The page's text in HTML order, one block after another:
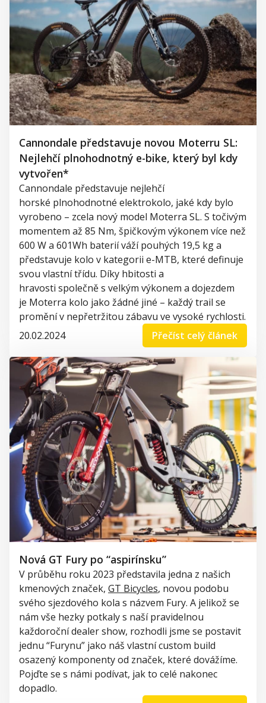
Cannondale představuje novou Moterru SL:
Nejlehčí plnohodnotný e-bike, který byl kdy
vytvořen*
Cannondale představuje nejlehčí
horské plnohodnotné elektrokolo, jaké kdy bylo
vyrobeno – zcela nový model Moterra SL. S točivým
momentem až 85 Nm, špičkovým výkonem více než
600 W a 601Wh baterií váží pouhých 19,5 kga
představuje kolo v kategorii e-MTB, které definuje
svou vlastní třídu. Díky hbitosti a
hravosti společněs velkým výkonem a dojezdem
je Moterra kolo jako žádné jiné – každýtrail se
promění v nepřetržitou zábavu ve vysoké rychlosti.
20.02.2024
Přečíst celý článek
Nová GT Fury po “aspirínsku”
V průběhu roku 2023 představila jedna z našich
kmenových značek, GT Bicycles, novou podobu
svého sjezdového kola s názvem Fury. A jelikož se
nám vše hezky potkaly s naší pravidelnou
každoroční dealer show, rozhodli jsme se postavit
jednu “Furynu” jako náš vlastnícustom build
osazený komponenty od značek, které dovážíme.
Pojďte se s námi podívat, jak to celé nakonec
dopadlo.